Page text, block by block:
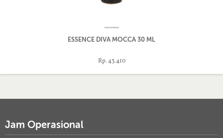
ESSENCE DIVA MOCCA 30 ML
Rp. 43.410
Jam Operasional